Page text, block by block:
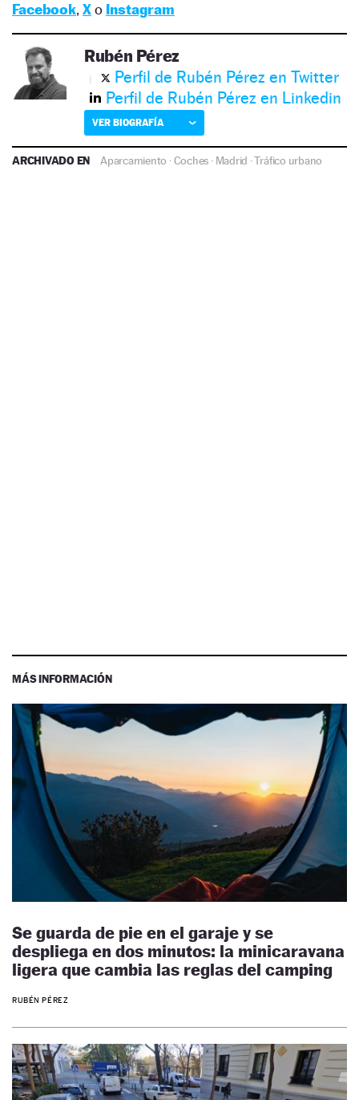
Facebook, Xo Instagram
Rubén Pérez
Perfil de Rubén Pérez en Twitter
Perfil de Rubén Pérez en Linkedin
VER BIOGRAFÍA
ARCHIVADO EN Aparcamiento ·Coches · Madrid ·Tráfico urbano
MÁS INFORMACIÓN
Se guarda de pie en el garaje y se
despliega en dos minutos: la minicaravana
ligera que cambia las reglas del camping
RUBÉN PÉREZ